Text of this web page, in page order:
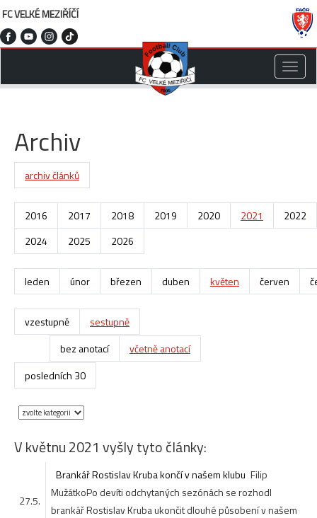
FC VELKÉ MEZIŘÍČÍ
Toggle
Archiv
archiv článků
2016 2017 2018 2019 2020 2021
2022
2024
2025 2026
leden únor březen duben květen červen
vzestupně
sestupně
bez anotací
včetně anotací
posledních 30
V květnu 2021 vyšly tyto články:
27.5.
Brankář Rostislav Kruba končí v našem klubu Filip
MužátkoPo devíti odchytaných sezónách se rozhodl
brankář Rostislav Kruba ukončit dlouhé působení v našem